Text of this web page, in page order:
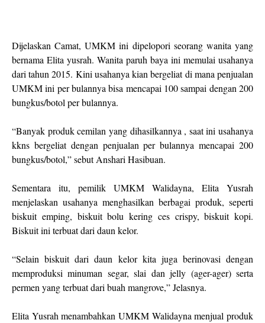
Dijelaskan Camat, UMKM ini dipelopori seorang wanita yang
bernama Elita yusrah. Wanita paruh baya ini memulai usahanya
dari tahun 2015. Kini usahanya kian bergeliat di mana penjualan
UMKM ini per bulannya bisa mencapai 100 sampai dengan 200
bungkus/botol per bulannya.
“Banyak produk cemilan yang dihasilkannya , saat ini usahanya
kkns bergeliat dengan penjualan per bulannya mencapai 200
bungkus/botol,” sebut Anshari Hasibuan.
Sementara itu, pemilik UMKM Walidayna, Elita Yusrah
menjelaskan usahanya menghasilkan berbagai produk, seperti
biskuit emping, biskuit bolu kering ces crispy, biskuit kopi.
Biskuit ini terbuat dari daun kelor.
“Selain biskuit dari daun kelor kita juga berinovasi dengan
memproduksi minuman segar, slai dan jelly (ager-ager) serta
permen yang terbuat dari buah mangrove,” Jelasnya.
Elita Yusrah menambahkan UMKM Walidayna menjual produk